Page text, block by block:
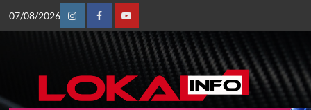
07/08/2026
InstagramFacebookYoutube